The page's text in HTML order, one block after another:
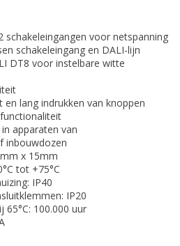
schakeleingangen voor netspanning
schakeleingang en DALI-lijn
DT8 voor instelbare witte
lang indrukken van knoppen
apparaten van
inbouwdozen
x 15mm
tot +75°C
IP40
IP20
65°C: 100.000 uur